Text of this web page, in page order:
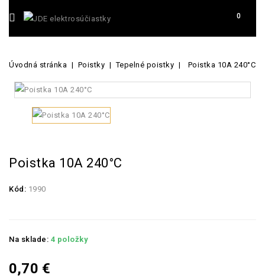
0
Úvodná stránka Poistky Tepelné poistky Poistka 10A 240°C
Poistka 10A 240°C
Kód: 1990
Na sklade: 4 položky
0,70 €